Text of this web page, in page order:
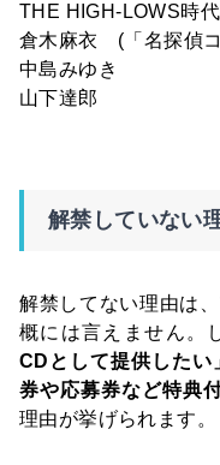
THE HIGH-LOWS時
倉木麻衣 (「名探偵
中島みゆき
山下達郎
解禁していない
解禁してない理由は
概には言えません。
CDとして提供したい
券や応募券など特典
理由が挙げられます。